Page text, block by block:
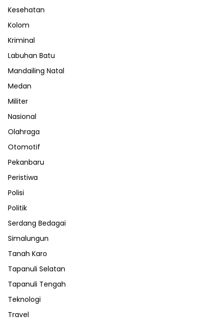
Kesehatan
Kolom
Kriminal
Labuhan Batu
Mandailing Natal
Medan
Militer
Nasional
Olahraga
Otomotif
Pekanbaru
Peristiwa
Polisi
Politik
Serdang Bedagai
Simalungun
Tanah Karo
Tapanuli Selatan
Tapanuli Tengah
Teknologi
Travel